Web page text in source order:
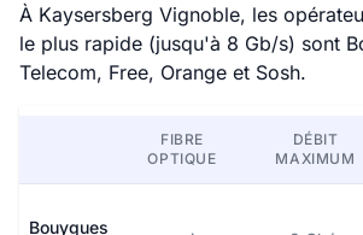
À Kaysersberg Vignoble, les
le plus rapide (jusqu'à 8 Gb/s) sont
Telecom, Free, Orange et Sosh.
FIBRE
OPTIQUE
DÉBIT
MAXIMUM
Bouygues